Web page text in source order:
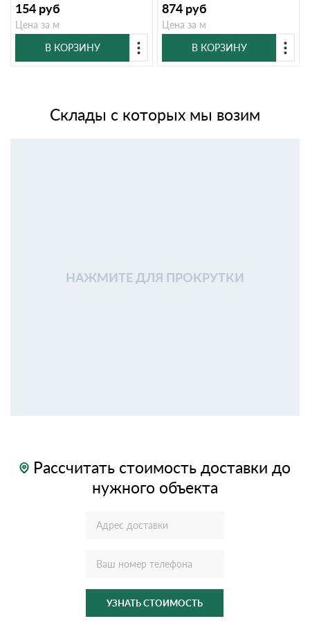
154 руб
Цена за м
В КОРЗИНУ
874 руб
Цена за м
В КОРЗИНУ
Склады с которых мы возим
НАЖМИТЕ ДЛЯ ПРОКРУТКИ
Рассчитать стоимость доставки до
нужного объекта
УЗНАТЬ СТОИМОСТЬ